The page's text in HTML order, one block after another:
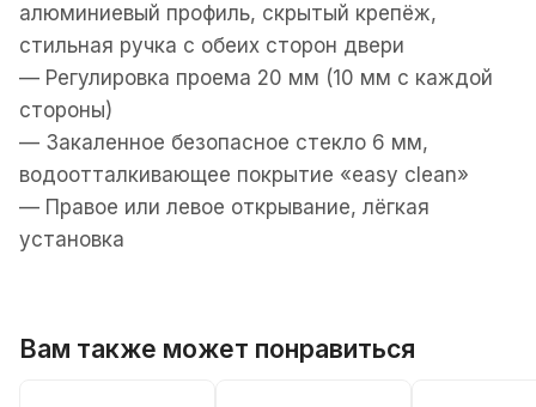
алюминиевый профиль, скрытый крепёж,
стильная ручка с обеих сторон двери
— Регулировка проема 20 мм (10 мм с каждой
стороны)
— Закаленное безопасное стекло 6 мм,
водоотталкивающее покрытие «easy clean»
— Правое или левое открывание, лёгкая
установка
Вам также может понравиться